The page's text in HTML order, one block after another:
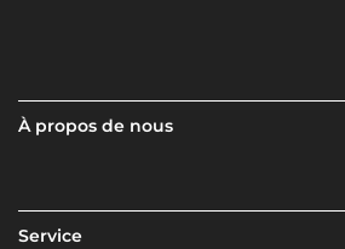
À propos de nous
Service